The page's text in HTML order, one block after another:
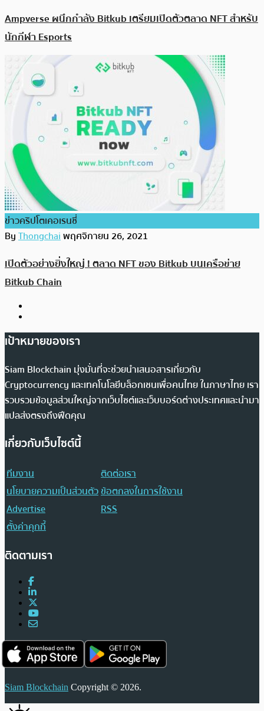
Ampverse ผนึกกำลัง Bitkub เตรียมเปิดตัวตลาด NFT สำหรับ
นักกีฬา Esports
ข่าวคริปโตเคอเรนซี่
ByThongchaiพฤศจิกายน 26, 2021
เปิดตัวอย่างยิ่งใหญ่ ! ตลาด NFT ของ Bitkub บนเครือข่าย
Bitkub Chain
เป้าหมายของเรา
Siam Blockchain มุ่งมั่นที่จะช่วยนำเสนอสารเกี่ยวกับ
Cryptocurrency และเทคโนโลยีบล็อกเชนเพื่อคนไทย ในภาษาไทย เรา
รวบรวมข้อมูลส่วนใหญ่จากเว็บไซต์และเว็บบอร์ดต่างประเทศและนำมา
แปลส่งตรงถึงฟีดคุณ
เกี่ยวกับเว็บไซต์นี้
ทีมงาน
ติดต่อเรา
นโยบายความเป็นส่วนตัวข้อตกลงในการใช้งาน
Advertise
RSS
ตั้งค่าคุกกี้
ติดตามเรา
Siam Blockchain Copyright © 2026.